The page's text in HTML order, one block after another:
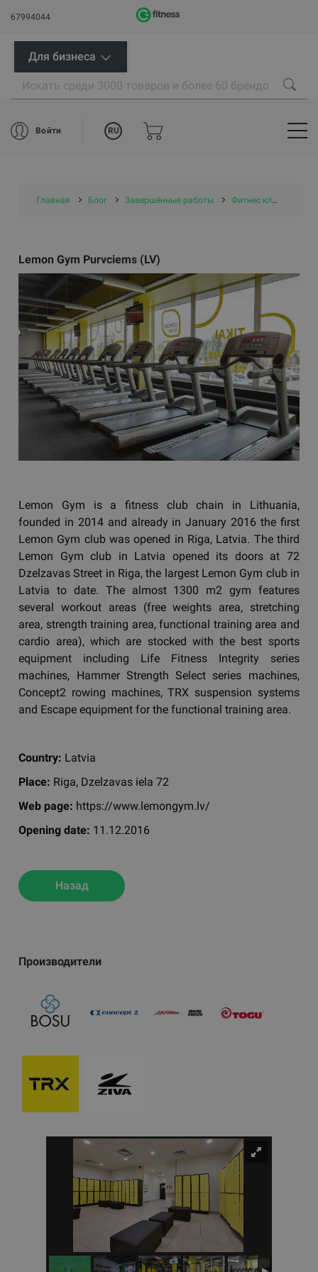
67994044
Для бизнеса
Войти RU
Главная Блог Завершённые работы Фитнес клубы
Производители
Lemon Gym Purvciems (LV)
Lemon Gym is a fitness club chain in Lithuania,
founded in 2014 and already in January 2016 the first
Lemon Gym club was opened in Riga, Latvia. The third
Lemon Gym club in Latvia opened its doors at 72
Dzelzavas Street in Riga, the largest Lemon Gym club in
Latvia to date. The almost 1300 m2 gym features
several workout areas (free weights area, stretching
area, strength training area, functional training area and
cardio area), which are stocked with the best sports
equipment including Life Fitness Integrity series
machines, Hammer Strength Select series machines,
Concept2 rowing machines, TRX suspension systems
and Escape equipment for the functional training area.
Country: Latvia
Place: Riga, Dzelzavas iela 72
Web page: https://www.lemongym.lv/
Opening date: 11.12.2016
Назад